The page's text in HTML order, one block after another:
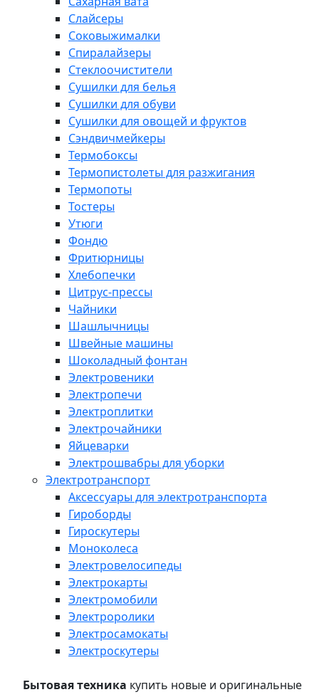
Слайсеры
Соковыжималки
Спиралайзеры
Стеклоочистители
Сушилки для белья
Сушилки для обуви
Сушилки для овощей и фруктов
Сэндвичмейкеры
Термобоксы
Термопистолеты для разжигания
Термопоты
Тостеры
Утюги
Фондю
Фритюрницы
Хлебопечки
Цитрус-прессы
Чайники
Шашлычницы
Швейные машины
Шоколадный фонтан
Электровеники
Электропечи
Электроплитки
Электрочайники
Яйцеварки
Электрошвабры для уборки
Электротранспорт
Аксессуары для электротранспорта
Гироборды
Гироскутеры
Моноколеса
Электровелосипеды
Электрокарты
Электромобили
Электроролики
Электросамокаты
Электроскутеры
Бытовая техника купить новые и оригинальные